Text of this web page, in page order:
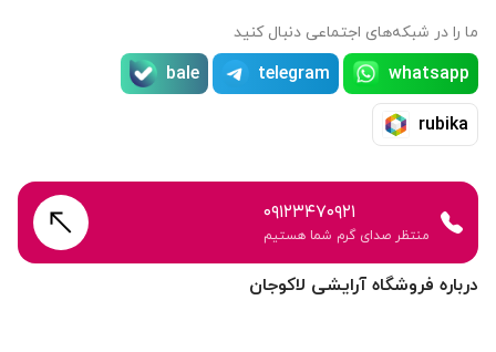
درباره فروشگاه آرایشی لاکوجان
ما را در شبکه‌های اجتماعی دنبال کنید
whatsapp
telegram
bale
rubika
۰۹۱۲۳۴۷۰۹۲۱
منتظر صدای گرم شما هستیم